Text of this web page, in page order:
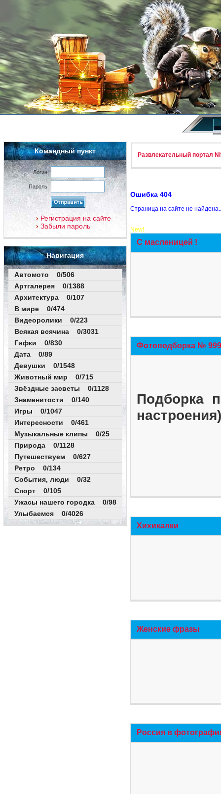
Командный пункт
Логин:
Пароль:
Регистрация на сайте
Забыли пароль
Навигация
Автомото 0/506
Артгалерея 0/1388
Архитектура 0/107
В мире 0/474
Видеоролики 0/223
Всякая всячина 0/3031
Гифки 0/830
Дата 0/89
Девушки 0/1548
Животный мир 0/715
Звёздные засветы 0/1128
Знаменитости 0/140
Игры 0/1047
Интересности 0/461
Музыкальные клипы 0/25
Природа 0/1128
Путешествуем 0/627
Ретро 0/134
События, люди 0/32
Спорт 0/105
Ужасы нашего городка 0/98
Улыбаемся 0/4026
Развлекательный портал
Ошибка 404
Страница на сайте не
New!
С масленицей !
Фотоподборка №
Подборка
Хихикалки
Женские фразы
Россия в